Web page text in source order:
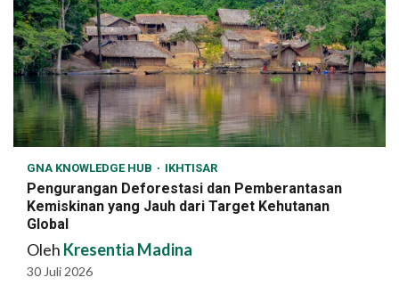
GNA KNOWLEDGE HUB IKHTISAR
Pengurangan Deforestasi dan Pemberantasan
Kemiskinan yang Jauh dari Target Kehutanan
Global
Oleh Kresentia Madina
30 Juli 2026